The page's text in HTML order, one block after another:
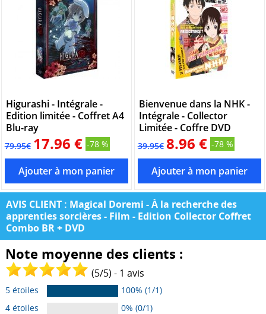
Higurashi - Intégrale -
Edition limitée - Coffret A4
Blu-ray
79.95€ 17.96 € -78 %
Bienvenue dans la NHK -
Intégrale - Collector
Limitée - Coffre DVD
39.95€ 8.96 € -78 %
AVIS CLIENT : Magical Doremi - À la recherche des
apprenties sorcières - Film - Edition Collector Coffret
Combo BR + DVD
Note moyenne des clients :
(5/5) - 1 avis
5 étoiles
100% (1/1)
4 étoiles
0% (0/1)